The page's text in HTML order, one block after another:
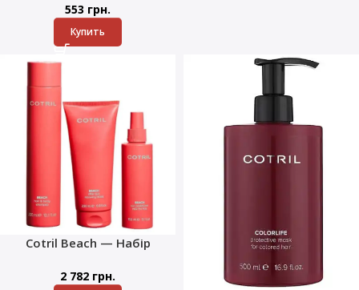
553 грн.
Купить
Cotril Beach — Набір
2 782 грн.